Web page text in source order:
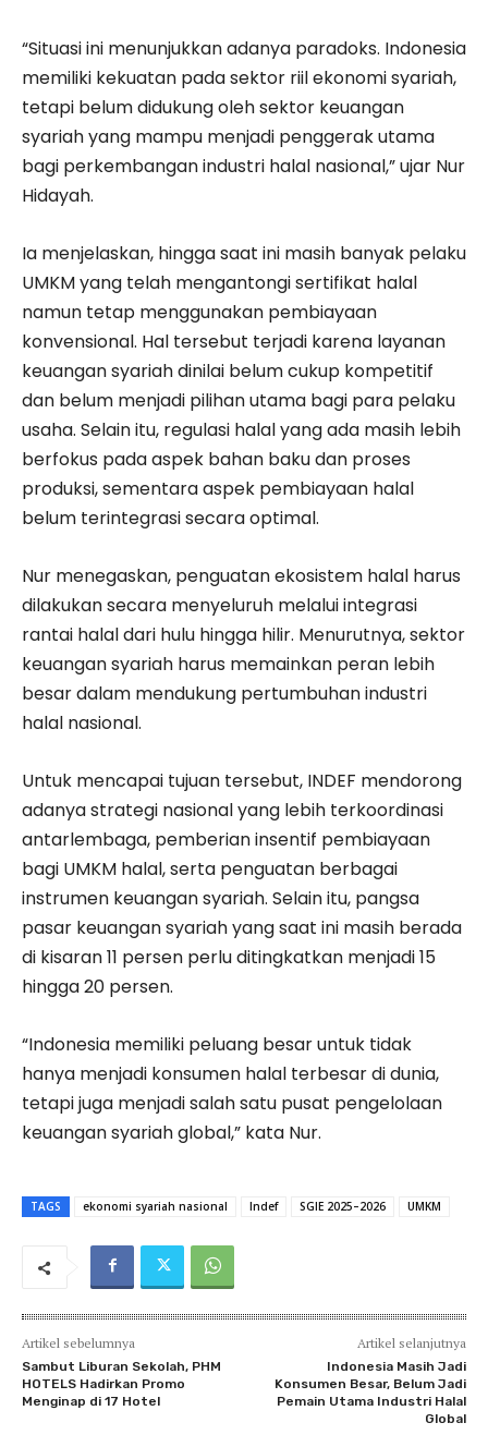
“Situasi ini menunjukkan adanya paradoks. Indonesia
memiliki kekuatan pada sektor riil ekonomi syariah,
tetapi belum didukung oleh sektor keuangan
syariah yang mampu menjadi penggerak utama
bagi perkembangan industri halal nasional,” ujar Nur
Hidayah.
Ia menjelaskan, hingga saat ini masih banyak pelaku
UMKM yang telah mengantongi sertifikat halal
namun tetap menggunakan pembiayaan
konvensional. Hal tersebut terjadi karena layanan
keuangan syariah dinilai belum cukup kompetitif
dan belum menjadi pilihan utama bagi para pelaku
usaha. Selain itu, regulasi halal yang ada masih lebih
berfokus pada aspek bahan baku dan proses
produksi, sementara aspek pembiayaan halal
belum terintegrasi secara optimal.
Nur menegaskan, penguatan ekosistem halal harus
dilakukan secara menyeluruh melalui integrasi
rantai halal dari hulu hingga hilir. Menurutnya, sektor
keuangan syariah harus memainkan peran lebih
besar dalam mendukung pertumbuhan industri
halal nasional.
Untuk mencapai tujuan tersebut, INDEF mendorong
adanya strategi nasional yang lebih terkoordinasi
antarlembaga, pemberian insentif pembiayaan
bagi UMKM halal, serta penguatan berbagai
instrumen keuangan syariah. Selain itu, pangsa
pasar keuangan syariah yang saat ini masih berada
di kisaran 11 persen perlu ditingkatkan menjadi 15
hingga 20 persen.
“Indonesia memiliki peluang besar untuk tidak
hanya menjadi konsumen halal terbesar di dunia,
tetapi juga menjadi salah satu pusat pengelolaan
keuangan syariah global,” kata Nur.
TAGS ekonomi syariah nasional Indef SGIE 2025–2026 UMKM
Artikel sebelumnya
Sambut Liburan Sekolah, PHM
HOTELS Hadirkan Promo
Menginap di 17 Hotel
Artikel selanjutnya
Indonesia Masih Jadi
Konsumen Besar, Belum Jadi
Pemain Utama Industri Halal
Global